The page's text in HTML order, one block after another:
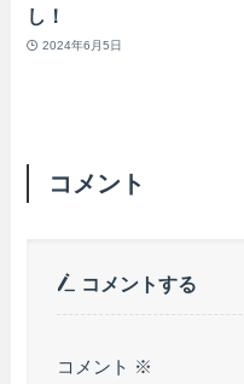
し！
2024年6月5日
コメント
コメントする
コメント ※